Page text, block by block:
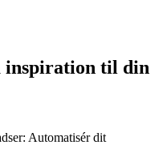
inspiration til din
Automatisér dit